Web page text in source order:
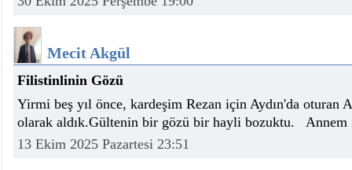
Mecit Akgül
Filistinlinin Gözü
Yirmi beş yıl önce, kardeşim Rezan için Aydın'da oturan
olarak aldık.Gültenin bir gözü bir hayli bozuktu. Annem
13 Ekim 2025 Pazartesi 23:51